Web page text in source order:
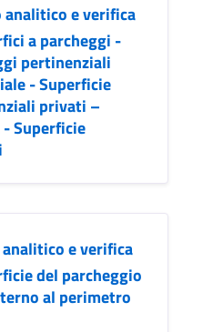
analitico e verifica
a parcheggi -
pertinenziali
- Superficie
privati –
Superficie
e verifica
del parcheggio
al perimetro